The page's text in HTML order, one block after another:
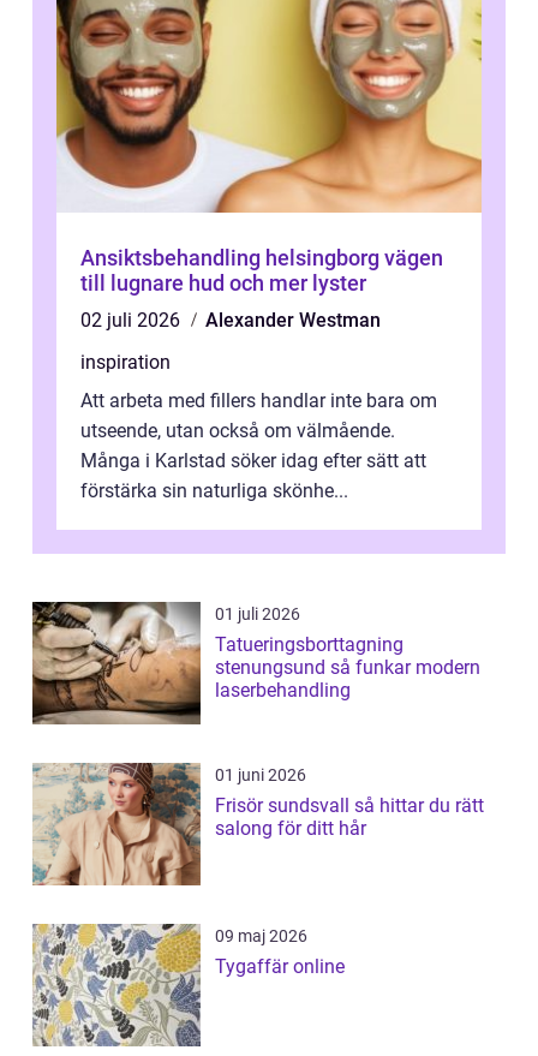
Ansiktsbehandling helsingborg vägen
till lugnare hud och mer lyster
02 juli 2026
Alexander Westman
inspiration
Att arbeta med fillers handlar inte bara om
utseende, utan också om välmående.
Många i Karlstad söker idag efter sätt att
förstärka sin naturliga skönhe...
01 juli 2026
Tatueringsborttagning
stenungsund så funkar modern
laserbehandling
01 juni 2026
Frisör sundsvall så hittar du rätt
salong för ditt hår
09 maj 2026
Tygaffär online